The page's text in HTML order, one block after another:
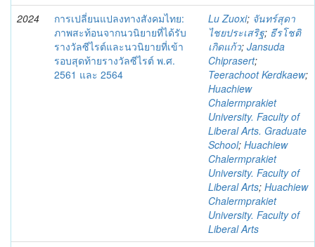
2024
การเปลี่ยนแปลงทางสังคมไทย:
ภาพสะท้อนจากนวนิยายที่ได้รับ
รางวัลซีไรต์และนวนิยายที่เข้า
รอบสุดท้ายรางวัลซีไรต์ พ.ศ.
2561 และ 2564
Lu Zuoxi; จันทร์สุดา
ไชยประเสริฐ; ธีรโชติ
เกิดแก้ว; Jansuda
Chiprasert;
Teerachoot Kerdkaew;
Huachiew
Chalermprakiet
University. Faculty of
Liberal Arts. Graduate
School; Huachiew
Chalermprakiet
University. Faculty of
Liberal Arts; Huachiew
Chalermprakiet
University. Faculty of
Liberal Arts